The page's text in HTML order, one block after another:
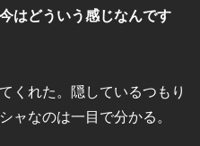
はどういう感じなんです
くれた。隠しているつもり
ャなのは一目で分かる。